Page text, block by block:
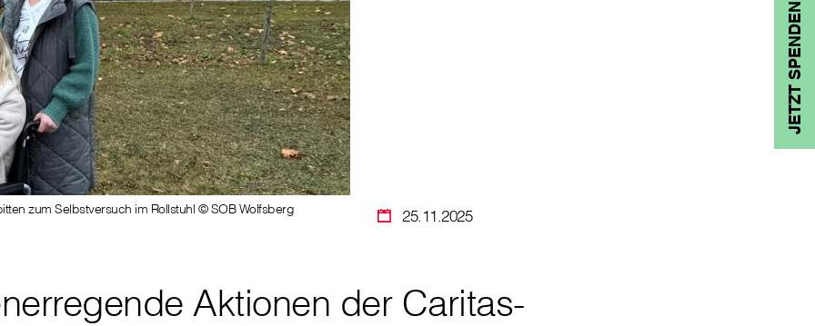
JETZT SPENDEN
25.11.2025
zum Selbstversuch im Rollstuhl © SOB Wolfsberg
Aktionen der Caritas-